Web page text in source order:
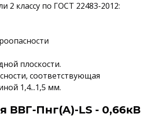
2 классу по ГОСТ 22483-2012:
плоскости.
соответствующая
1,4...1,5 мм.
ВВГ-Пнг(A)-LS - 0,66кВ